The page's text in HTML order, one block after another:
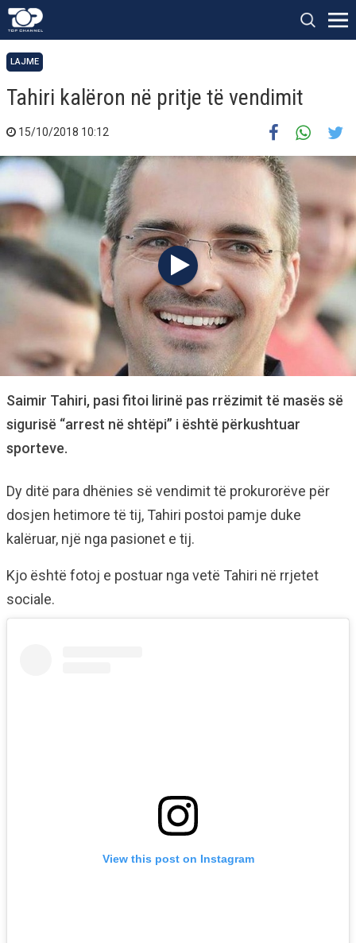
LAJME
Tahiri kalëron në pritje të vendimit
15/10/2018 10:12
Saimir Tahiri, pasi fitoi lirinë pas rrëzimit të masës së
sigurisë “arrest në shtëpi” i është përkushtuar
sporteve.
Dy ditë para dhënies së vendimit të prokurorëve për
dosjen hetimore të tij, Tahiri postoi pamje duke
kalëruar, një nga pasionet e tij.
Kjo është fotoj e postuar nga vetë Tahiri në rrjetet
sociale.
View this post on Instagram